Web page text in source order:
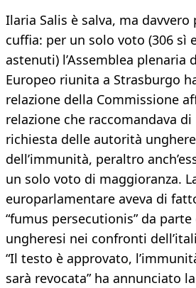
Ilaria Salis è salva, ma
cuffia: per un solo voto (306 sì
astenuti) l’Assemblea plenaria
Europeo riunita a Strasburgo
relazione della Commissione
relazione che raccomandava
richiesta delle autorità
dell’immunità, peraltro
un solo voto di maggioranza.
europarlamentare aveva di
“fumus persecutionis” da
ungheresi nei confronti
“Il testo è approvato,
sarà revocata” ha annunciato